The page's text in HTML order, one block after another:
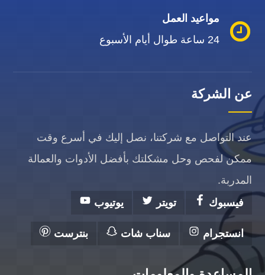
مواعيد العمل
24 ساعة طوال أيام الأسبوع
عن الشركة
عند التواصل مع شركتنا، نصل إليك في أسرع وقت
ممكن لفحص وحل مشكلتك بأفضل الأدوات والعمالة
المدربة.
فيسبوك
تويتر يوتيوب
انستجرام سناب شات بنترست